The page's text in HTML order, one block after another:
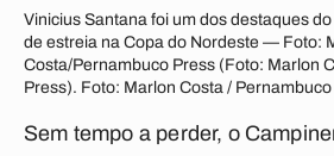
Vinicius Santana foi um dos destaques
de estreia na Copa do Nordeste — Foto:
Costa/Pernambuco Press (Foto: Marlon
Press). Foto: Marlon Costa /
Sem tempo a perder, o